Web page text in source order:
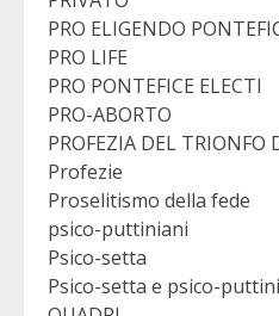
PRO ELIGENDO
PRO LIFE
PRO PONTEFICE ELECTI
PRO-ABORTO
PROFEZIA DEL TRIONFO
Profezie
Proselitismo della fede
psico-puttiniani
Psico-setta
Psico-setta e psico-